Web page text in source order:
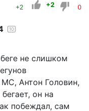
+2 +2 0
10
не слишком
Антон Головин,
он на
побеждал, сам